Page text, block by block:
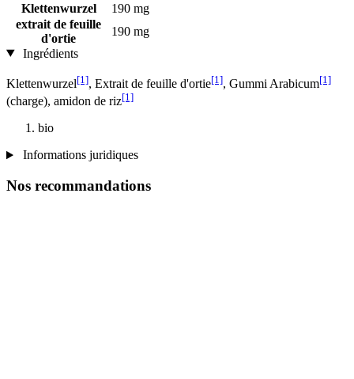
Klettenwurzel
190 mg
extrait de feuille
d'ortie
190 mg
Ingrédients
Klettenwurzel[1], Extrait de feuille d'ortie[1], Gummi Arabicum[1]
(charge), amidon de riz[1]
bio
Informations juridiques
Nos recommandations